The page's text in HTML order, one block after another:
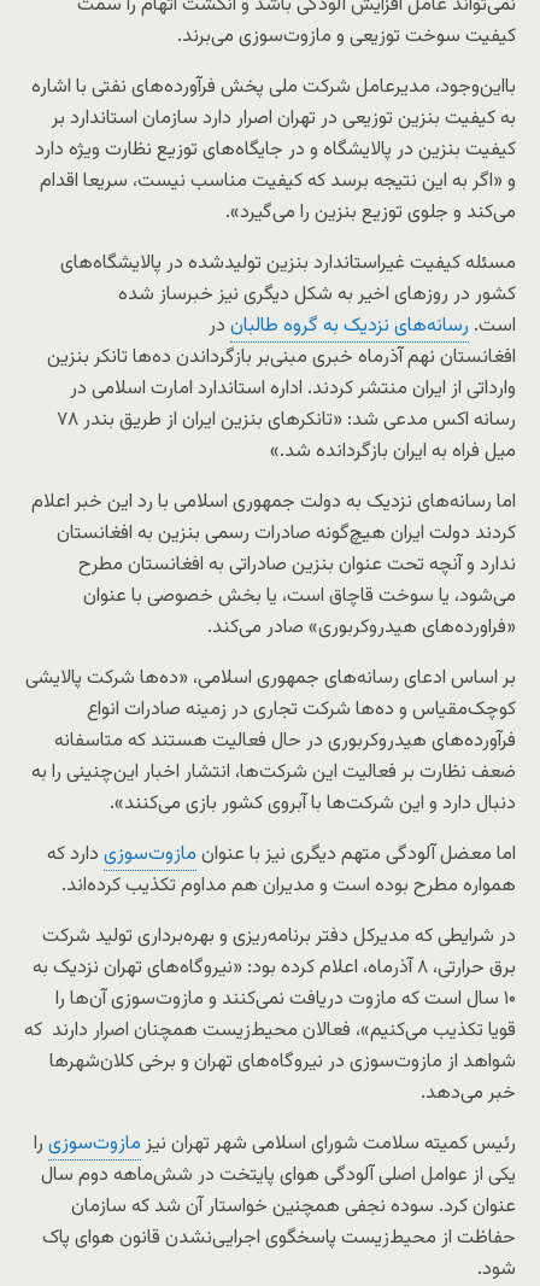
کیفیت سوخت توزیعی و مازوت‌سوزی می‌برند.
بااین‌وجود، مدیرعامل شرکت ملی پخش فرآورده‌های نفتی با اشاره
به کیفیت بنزین توزیعی در تهران اصرار دارد سازمان استاندارد بر
کیفیت بنزین در پالایشگاه‌ و در جایگاه‌های توزیع نظارت ویژه‌ دارد
و «اگر به این نتیجه برسد که کیفیت مناسب نیست، سریعا اقدام
می‌کند و جلوی توزیع بنزین را می‌گیرد».
مسئله کیفیت غیراستاندارد بنزین تولید‌شده در پالایشگاه‌های
کشور در روزهای اخیر به شکل دیگری نیز خبرساز شده
است. رسانه‌های نزدیک به گروه طالبان در
افغانستان نهم آذرماه خبری مبنی‌بر بازگرداندن ده‌ها تانکر بنزین
وارداتی از ایران منتشر کردند. اداره استاندارد امارت اسلامی در
رسانه اکس مدعی شد: «تانکرهای بنزین ایران از طریق بندر ۷۸
میل فراه به ایران بازگردانده شد.»
اما رسانه‌های نزدیک به دولت جمهوری اسلامی با رد این خبر اعلام
کردند دولت ایران هیچ‌گونه صادرات رسمی بنزین به افغانستان
ندارد و آنچه تحت عنوان بنزین صادراتی به افغانستان مطرح
می‌شود، یا سوخت قاچاق است، یا بخش خصوصی با عنوان
«فراورده‌های هیدروکربوری» صادر می‌کند.
بر اساس ادعای رسانه‌های جمهوری اسلامی، «ده‌ها شرکت پالایشی
کوچک‌مقیاس و ده‌ها شرکت تجاری در زمینه صادرات انواع
فرآورده‌های هیدروکربوری در حال فعالیت هستند که متاسفانه
ضعف نظارت بر فعالیت این شرکت‌ها، انتشار اخبار این‌چنینی را به
دنبال دارد و این شرکت‌ها با آبروی کشور بازی می‌کنند».
اما معضل آلودگی متهم دیگری نیز با عنوان مازوت‌سوزی دارد که
همواره مطرح بوده است و مدیران هم مداوم تکذیب کرده‌اند.
در شرایطی که مدیرکل دفتر برنامه‌ریزی و بهره‌برداری تولید شرکت
برق حرارتی، ۸ آذرماه، اعلام کرده بود: «نیروگاه‌های تهران نزدیک به
۱۰ سال است که مازوت دریافت نمی‌کنند و مازوت‌سوزی آن‌ها را
قویا تکذیب می‌کنیم»، فعالان محیط‌زیست همچنان اصرار دارند که
شواهد از مازوت‌سوزی در نیروگاه‌های تهران و برخی کلان‌شهرها
خبر می‌دهد.
رئیس کمیته سلامت شورای اسلامی شهر تهران نیزمازوت‌سوزی را
یکی از عوامل اصلی آلودگی هوای پایتخت در شش‌ماهه دوم سال
عنوان کرد. سوده نجفی همچنین خواستار آن شد که سازمان
حفاظت از محیط‌زیست پاسخگوی اجرایی‌نشدن قانون هوای پاک
شود.